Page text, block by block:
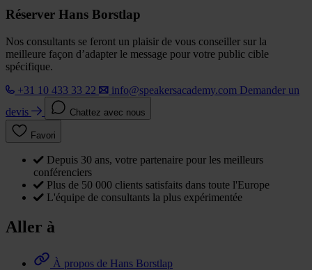
Réserver Hans Borstlap
Nos consultants se feront un plaisir de vous conseiller sur la
meilleure façon d’adapter le message pour votre public cible
spécifique.
+31 10 433 33 22
info@speakersacademy.com Demander un
devis
Chattez avec nous
Favori
Depuis 30 ans, votre partenaire pour les meilleurs
conférenciers
Plus de 50 000 clients satisfaits dans toute l'Europe
L'équipe de consultants la plus expérimentée
Aller à
À propos de Hans Borstlap